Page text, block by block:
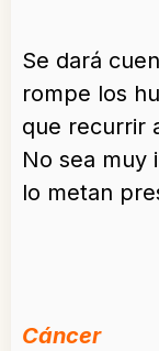
Se dará
rompe los
que recurrir
No sea muy
lo metan
Cáncer